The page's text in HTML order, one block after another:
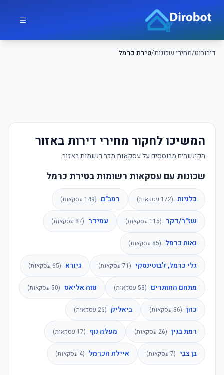
דירובוט/מחירי שכונות/טירת כרמל
דירובוט
המשיכו לחקור מחירי דירות באזור
הקישורים מבוססים על עסקאות מכר רשומות באזור.
שכונות עם עסקאות רשומות בטירת כרמל
כלניות (
172 עסקאות) רמב"ם (
149 עסקאות)
שז"ר/דקר (
115 עסקאות) עמידר (
87 עסקאות)
נאות כרמל (
85 עסקאות)
גלי כרמל, ז'בוטינסקי (
71 עסקאות) גיורא (
65 עסקאות)
מתחם החותרים (
58 עסקאות) נווה אליאס (
50 עסקאות)
כהן (
36 עסקאות) ביאליק (
26 עסקאות)
רמת בגין (
26 עסקאות) מעלה נוף (
17 עסקאות)
בן צבי (
7 עסקאות) איילת הכרמל (
4 עסקאות)